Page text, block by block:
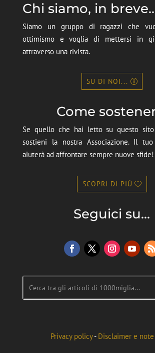
Chi siamo, in
Siamo un gruppo di ragazzi che
ottimismo e voglia di mettersi in
attraverso una rivista.
SU DI NOI...
Come
Se quello che hai letto su questo
sostieni la nostra Associazione. Il
aiuterà ad affrontare sempre nuove sfide!
SCOPRI DI PIÙ
Seguici su...
Privacy policy- Disclaimer e